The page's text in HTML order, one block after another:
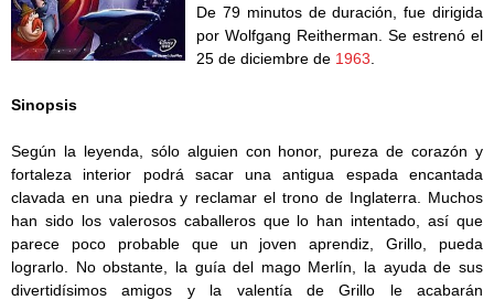
De 79 minutos de duración, fue dirigida
por Wolfgang Reitherman. Se estrenó el
25 de diciembre de 1963
Sinopsis
Según la leyenda, sólo alguien con honor, pureza de corazón y
fortaleza interior podrá sacar una antigua espada encantada
clavada en una piedra y reclamar el trono de Inglaterra. Muchos
han sido los valerosos caballeros que lo han intentado, así que
parece poco probable que un joven aprendiz, Grillo, pueda
lograrlo. No obstante, la guía del mago Merlín, la ayuda de sus
divertidísimos amigos y la valentía de Grillo le acabarán